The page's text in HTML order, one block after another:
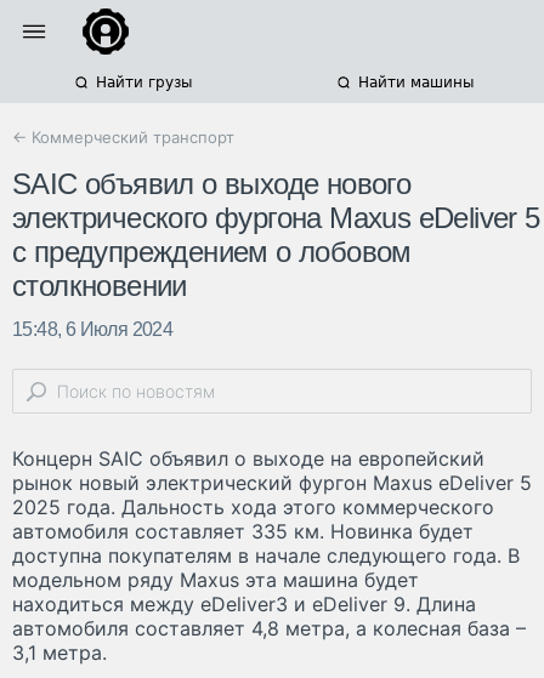
Найти грузы Найти машины
← Коммерческий транспорт
SAIC объявил о выходе нового
электрического фургона Maxus eDeliver 5
с предупреждением о лобовом
столкновении
15:48, 6 Июля 2024
Концерн SAIC объявил о выходе на европейский
рынок новый электрический фургон Maxus eDeliver 5
2025 года. Дальность хода этого коммерческого
автомобиля составляет 335 км. Новинка будет
доступна покупателям в начале следующего года. В
модельном ряду Maxus эта машина будет
находиться между eDeliver3 и eDeliver 9. Длина
автомобиля составляет 4,8 метра, а колесная база –
3,1 метра.